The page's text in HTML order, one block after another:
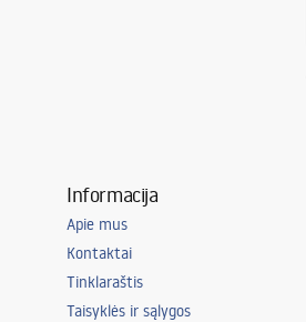
Informacija
Apie mus
Kontaktai
Tinklaraštis
Taisyklės ir sąlygos